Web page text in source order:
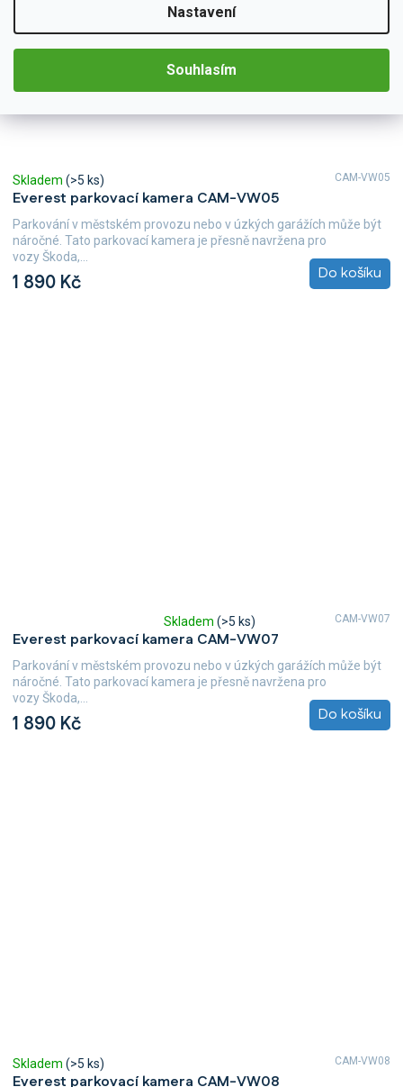
Nastavení
Souhlasím
Everest parkovací kamera CAM-VW05
Skladem (>5 ks)
1 890 Kč Do košíku
Parkování v městském provozu nebo v úzkých garážích může být
náročné. Tato parkovací kamera je přesně navržena pro
vozy Škoda,...
CAM-VW05
Everest parkovací kamera CAM-VW07
hodnocení
produktu
5,0
5
Skladem (>5 ks)
1 890 Kč Do košíku
Parkování v městském provozu nebo v úzkých garážích může být
náročné. Tato parkovací kamera je přesně navržena pro
vozy Škoda,...
CAM-VW07
Everest parkovací kamera CAM-VW08
Skladem (>5 ks) CAM-VW08